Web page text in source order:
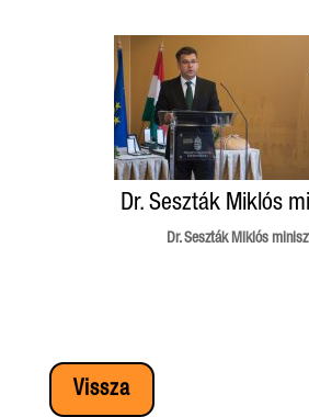
Dr. Seszták Miklós
Dr. Seszták Miklós
Vissza